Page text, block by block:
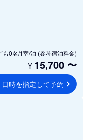
も0名/1室/泊 (参考宿泊料金)
¥ 15,700 〜
日時を指定して予約